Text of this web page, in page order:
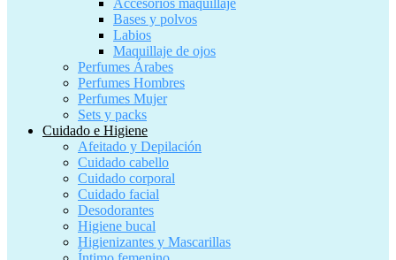
Accesorios maquillaje
Bases y polvos
Labios
Maquillaje de ojos
Perfumes Árabes
Perfumes Hombres
Perfumes Mujer
Sets y packs
Cuidado e Higiene
Afeitado y Depilación
Cuidado cabello
Cuidado corporal
Cuidado facial
Desodorantes
Higiene bucal
Higienizantes y Mascarillas